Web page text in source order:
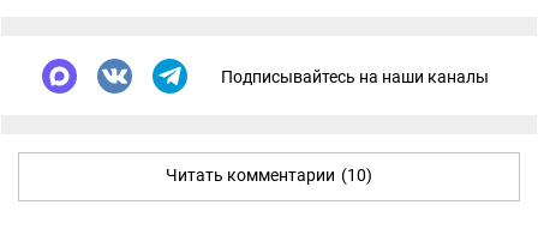
Подписывайтесь на наши каналы
Читать комментарии (10)